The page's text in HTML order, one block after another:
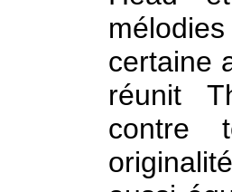
certaine
réunit
contre